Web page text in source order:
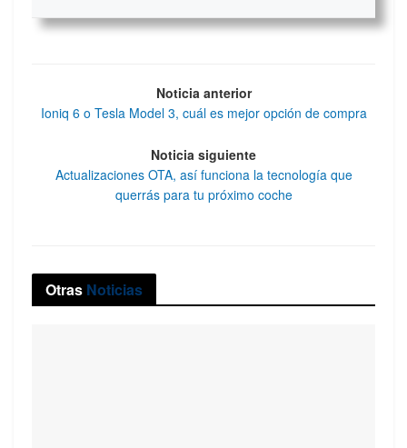
Noticia anterior
Ioniq 6 o Tesla Model 3, cuál es mejor opción de compra
Noticia siguiente
Actualizaciones OTA, así funciona la tecnología que
querrás para tu próximo coche
Otras Noticias